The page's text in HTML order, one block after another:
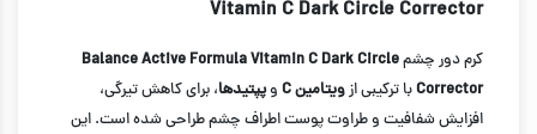
Vitamin C Dark Circle Corrector
کرم دور چشمBalance Active Formula Vitamin C Dark Circle
Correctorبا ترکیبی ازویتامین C وپپتیدها، برای کاهش تیرگی،
افزایش شفافیت و طراوت پوست اطراف چشم طراحی شده است. این